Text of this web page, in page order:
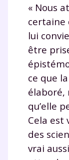
« Nous
certaine
lui
être
ce que
élaboré,
qu’elle
Cela est
des
vrai